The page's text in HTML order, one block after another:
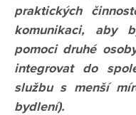
praktických
komunikaci, aby
pomoci druhé
integrovat do
službu s menší
bydlení).